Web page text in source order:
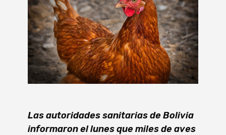
Las autoridades sanitarias de Bolivia
informaron el lunes que miles de aves